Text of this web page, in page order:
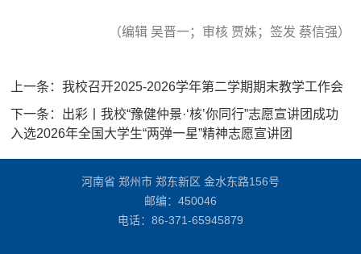
（编辑 吴晋一；审核 贾姝；签发 蔡信强）
上一条：我校召开2025-2026学年第二学期期末教学工作会
下一条： 出彩丨我校“豫健仲景·‘核’你同行”志愿宣讲团成功
入选2026年全国大学生“两弹一星”精神志愿宣讲团
河南省 郑州市 郑东新区 金水东路156号
邮编：450046
电话： 86-371-65945879